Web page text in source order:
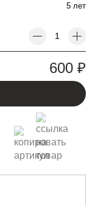
5 лет
600 ₽